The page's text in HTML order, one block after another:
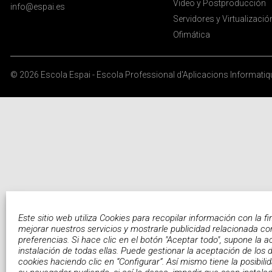
Este sitio web utiliza Cookies para recopilar información con la
mejorar nuestros servicios y mostrarle publicidad relacionada
preferencias. Si hace clic en el botón "Aceptar todo", supone la
instalación de todas ellas. Puede gestionar la aceptación de los
cookies haciendo clic en “Configurar”. Así mismo tiene la
info@espai.es
Video y Postproducción
Servidores y
Ofimática
© 2026 Escola Espai - Escola Professional d'Aplicacions